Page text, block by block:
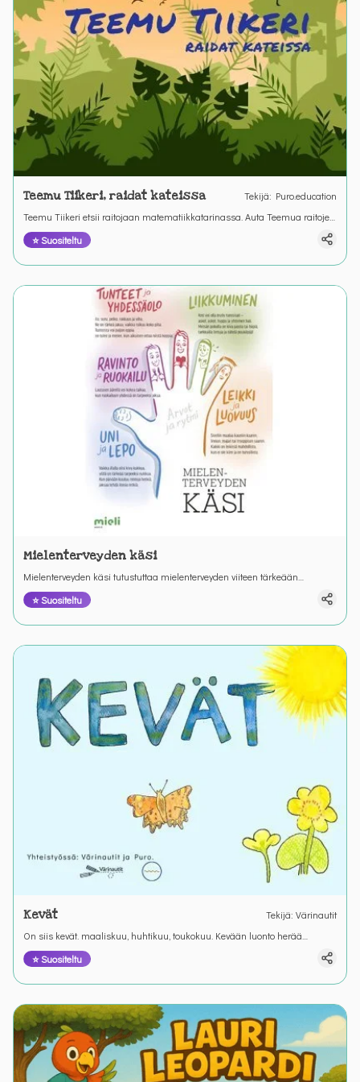
Teemu Tiikeri, raidat kateissa Tekijä: Puro.education
Teemu Tiikeri etsii raitojaan matematiikkatarinassa. Auta Teemua raitojen
etsimisessä. &nbsp;
⭐ Suositeltu
Mielenterveyden käsi
Mielenterveyden käsi tutustuttaa mielenterveyden viiteen tärkeään
periaatteeseen. Hauska tarina kuljettaa läpi kaikkien sormien.
⭐ Suositeltu
Kevät Tekijä: Värinautit
On siis kevät. maaliskuu, huhtikuu, toukokuu. Kevään luonto herää
Värianuttien kirjoitustehtävässä.
⭐ Suositeltu